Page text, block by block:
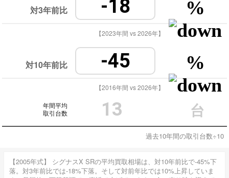
対3年前比 -18 %
【2023年間 vs 2026年】
対10年前比 -45 %
【2016年間 vs 2026年】
年間平均
取引台数
13 台
過去10年間の取引台数÷10
【2005年式】 シグナスX SRの平均買取相場は、対10年前比で-45%下
落。対3年前比では-18%下落。そして対前年比では10%上昇していま